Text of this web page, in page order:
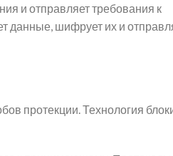
и отправляет требования к
данные, шифрует их и
протекции. Технология